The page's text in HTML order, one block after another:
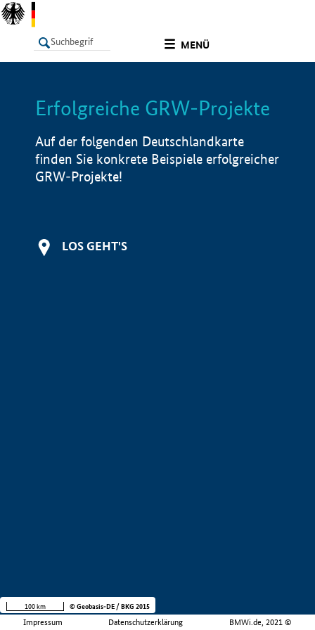
MENÜ
LISTE Info
Erfolgreiche GRW-Projekte
Auf der folgenden Deutschlandkarte
finden Sie konkrete Beispiele erfolgreicher
GRW-Projekte!
LOS GEHT'S
Impressum Datenschutzerklärung BMWi.de, 2021 ©
100 km © Geobasis-DE / BKG 2015